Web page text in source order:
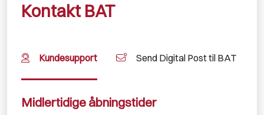
Kontakt BAT
Kundesupport Send Digital Post til BAT
Midlertidige åbningstider